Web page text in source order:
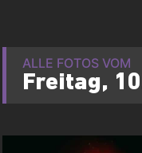
ALLE FOTOS VOM
Freitag,